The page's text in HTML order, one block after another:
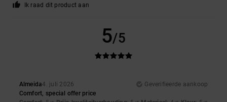
Ik raad dit product aan
5/5
Almeida4. juli 2026
Geverifieerde aankoop
Comfort, special offer price